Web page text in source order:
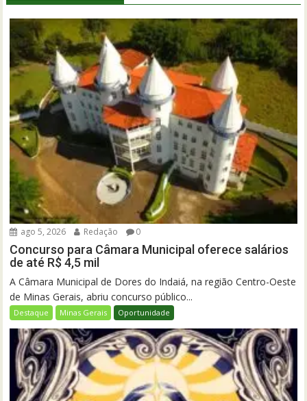
ago 5, 2026 Redação 0
Concurso para Câmara Municipal oferece salários
de até R$ 4,5 mil
A Câmara Municipal de Dores do Indaiá, na região Centro-Oeste
de Minas Gerais, abriu concurso público...
Destaque Minas Gerais Oportunidade